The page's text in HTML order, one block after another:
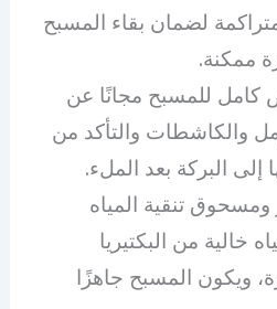
لضمان بقاء المسبح
ممكنة.
للمسبح مجانًا عن
والكاشطات والتأكد من
إلى البركة بعد الملء.
تنقية المياه
خالية من البكتيريا
ويكون المسبح جاهزًا